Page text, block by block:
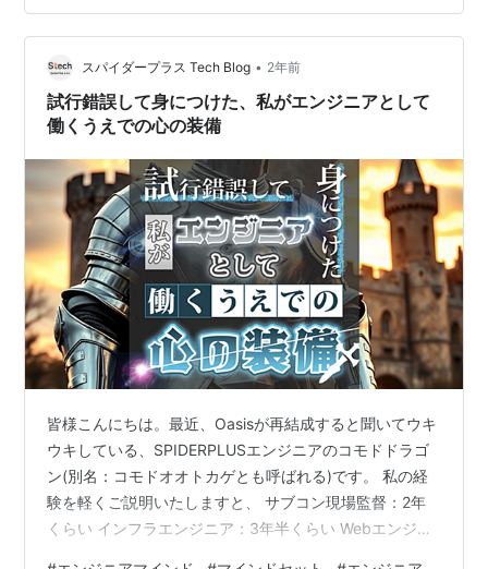
ればいいですが、 簡単に紹介します まず 自分のマイン
ドセットは、「確率思考」と呼んでいるものになります
簡…
スパイダープラス Tech Blog • 2年前
試行錯誤して身につけた、私がエンジニアとして
働くうえでの心の装備
皆様こんにちは。最近、Oasisが再結成すると聞いてウキ
ウキしている、SPIDERPLUSエンジニアのコモドドラゴ
ン(別名：コモドオオトカゲとも呼ばれる)です。 私の経
験を軽くご説明いたしますと、 サブコン現場監督：2年
くらい インフラエンジニア：3年半くらい Webエンジニ